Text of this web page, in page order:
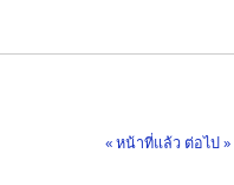
« หน้าที่แล้ว ต่อไป »